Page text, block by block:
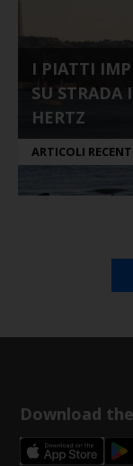
I PIATTI
SU STRADA
HERTZ
ARTICOLI
Download